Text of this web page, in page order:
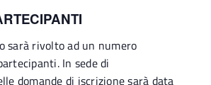
sarà rivolto ad un numero
In sede di
domande di iscrizione sarà data